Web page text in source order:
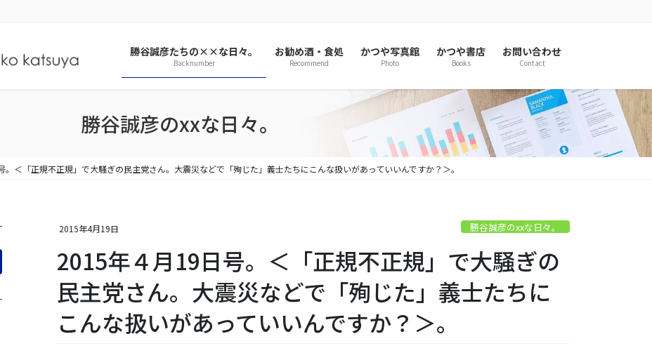
勝谷誠彦たちの××な日々。
Backnumber
お勧め酒・食処
Recommend
かつや写真館
Photo
かつや書店
Books
お問い合わせ
Contact
勝谷誠彦のxxな日々。
。＜「正規不正規」で大騒ぎの民主党さん。大震災などで「殉じた」義士たちにこんな扱いがあっていいんですか？＞。
2015年4月19日 勝谷誠彦のxxな日々。
2015年４月19日号。＜「正規不正規」で大騒ぎの
民主党さん。大震災などで「殉じた」義士たちに
こんな扱いがあっていいんですか？＞。